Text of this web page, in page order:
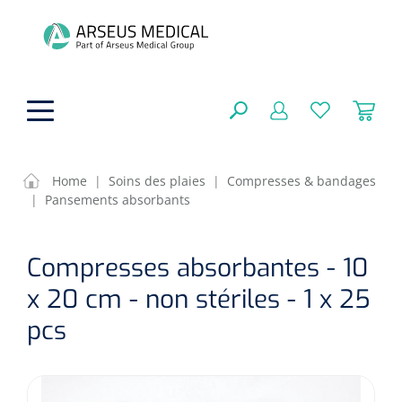
Soins de confort générale
Aromathérapie
Soins de beauté
Traitement
Respiration
OPTIONS
RÉSULTATS
Home | Soins des plaies |
Compresses & bandages
|
Pansements absorbants
Compresses absorbantes - 10
x 20 cm - non stériles - 1 x 25
pcs